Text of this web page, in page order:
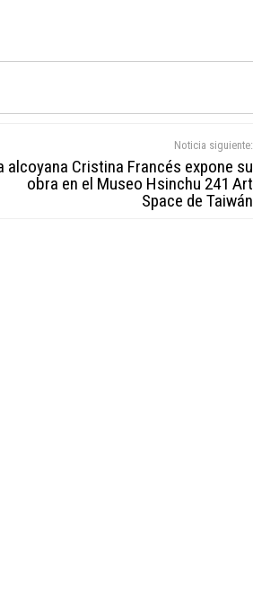
Noticia siguiente:
alcoyana Cristina Francés expone su
obra en el Museo Hsinchu 241 Art
Space de Taiwán